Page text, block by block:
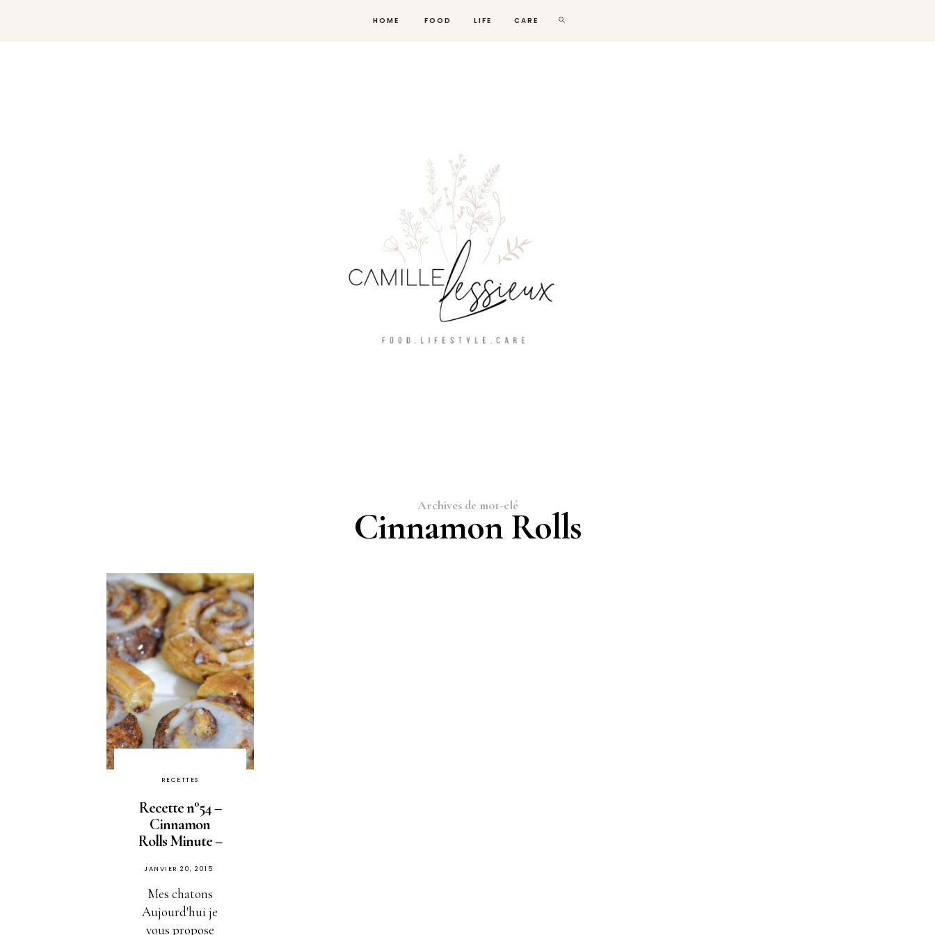
HOME FOOD LIFE CARE
Archives de mot-clé
Cinnamon Rolls
RECETTES
Recette n°54 –
Cinnamon
Rolls Minute –
PUBLIÉ
JANVIER 20, 2015
Mes chatons
Aujourd'hui je
vous propose